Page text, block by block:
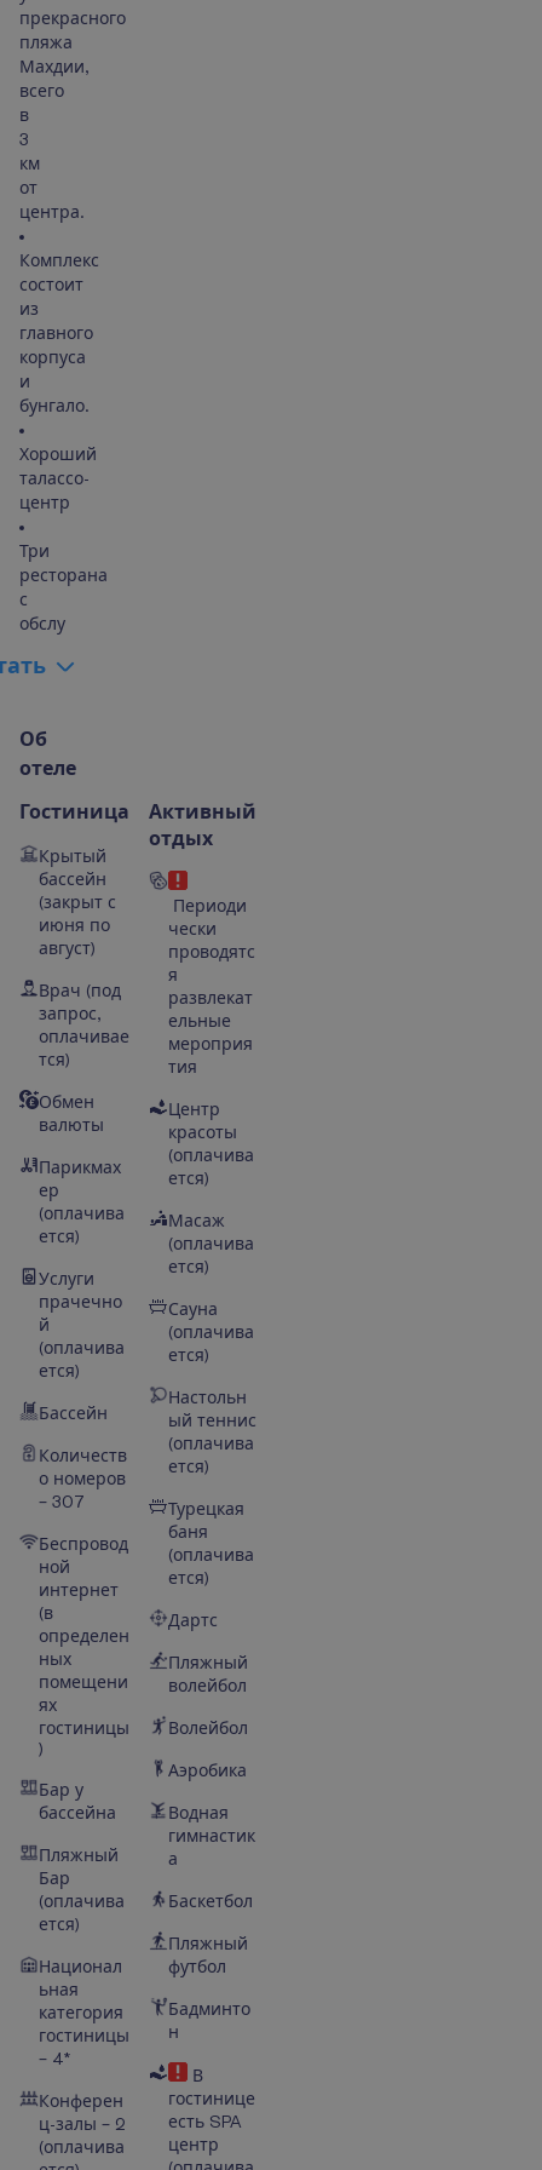
прекрасного
пляжа
Махдии,
всего
в
3
км
от
центра.
Комплекс
состоит
из
главного
корпуса
и
бунгало.
Хороший
талассо-
центр
Три
ресторана
с
обслу
ать
Об
отеле
Гостиница
Крытый
бассейн
(закрыт с
июня по
август)
Врач (под
запрос,
оплачивае
тся)
Обмен
валюты
Парикмах
ер
(оплачива
ется)
Услуги
прачечно
й
(оплачива
ется)
Бассейн
Количеств
о номеров
– 307
Беспровод
ной
интернет
(в
определен
ных
помещени
ях
гостиницы
)
Бар у
бассейна
Пляжный
Бар
(оплачива
ется)
Национал
ьная
категория
гостиницы
– 4*
Конферен
ц-залы – 2
(оплачива
Активный
отдых
Периоди
чески
проводятс
я
развлекат
ельные
мероприя
тия
Центр
красоты
(оплачива
ется)
Масаж
(оплачива
ется)
Сауна
(оплачива
ется)
Настольн
ый теннис
(оплачива
ется)
Турецкая
баня
(оплачива
ется)
Дартс
Пляжный
волейбол
Волейбол
Аэробика
Водная
гимнастик
а
Баскетбол
Пляжный
футбол
Бадминто
н
В
гостинице
есть SPA
центр